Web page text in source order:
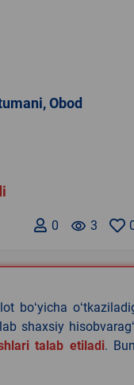
Obod
remove_red_eye 3
0
boʻyicha
shaxsiy
talab etiladi.